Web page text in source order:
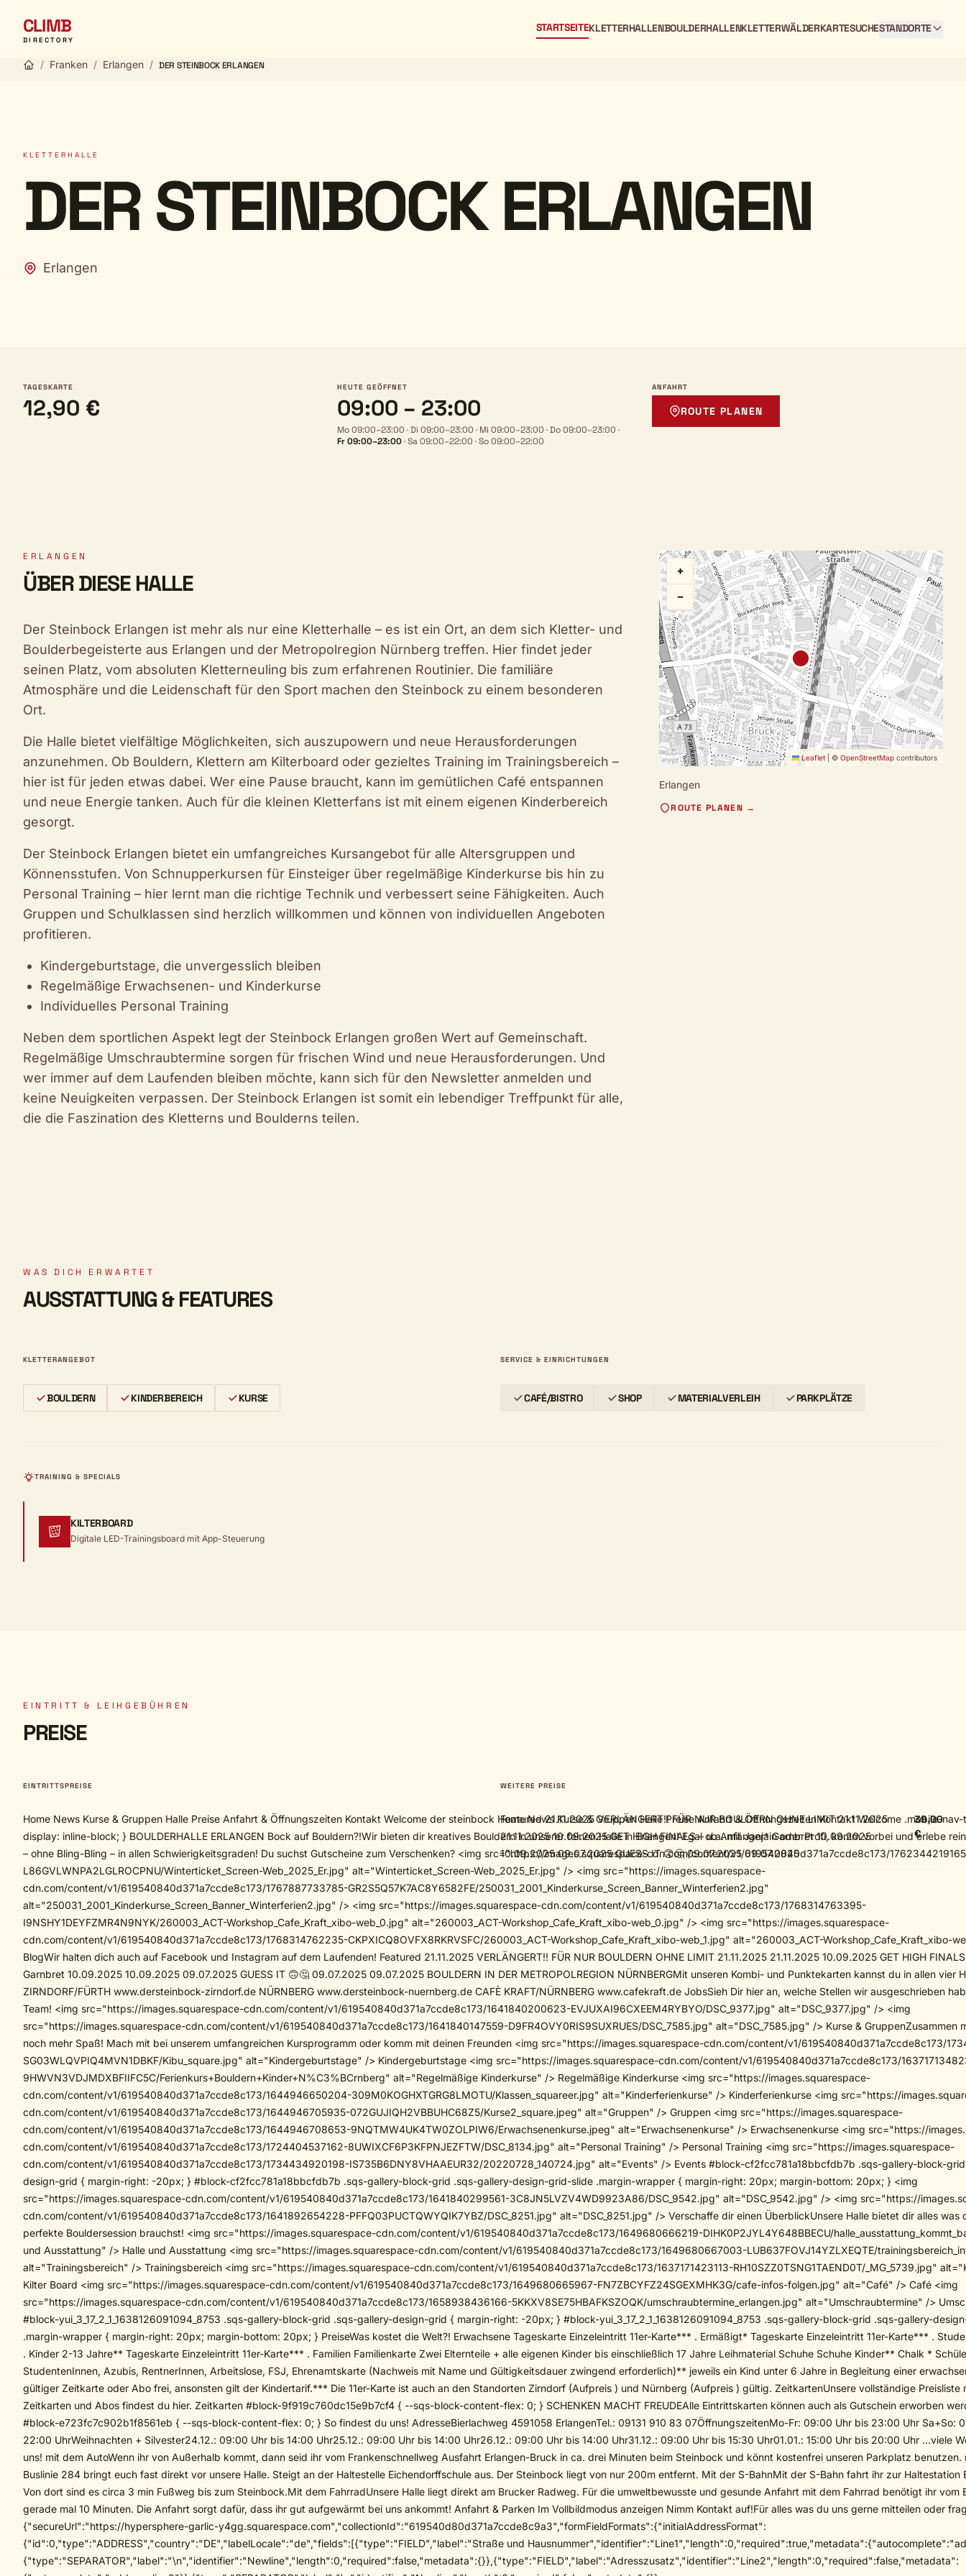
CLIMB
DIRECTORY
STARTSEITEKLETTERHALLENBOULDERHALLENKLETTERWÄLDERKARTESUCHESTANDORTE
/ Franken / Erlangen / DER STEINBOCK ERLANGEN
KLETTERHALLE
DER STEINBOCK ERLANGEN
Erlangen
TAGESKARTE
12,90 €
HEUTE GEÖFFNET
09:00 – 23:00
Mo 09:00–23:00 ·Di 09:00–23:00 · Mi 09:00–23:00 ·Do 09:00–23:00 ·
Fr 09:00–23:00·Sa 09:00–22:00 ·So 09:00–22:00
ANFAHRT
ROUTE PLANEN
ERLANGEN
ÜBER DIESE HALLE
Der Steinbock Erlangen ist mehr als nur eine Kletterhalle – es ist ein Ort, an dem sich Kletter- und
Boulderbegeisterte aus Erlangen und der Metropolregion Nürnberg treffen. Hier findet jeder
seinen Platz, vom absoluten Kletterneuling bis zum erfahrenen Routinier. Die familiäre
Atmosphäre und die Leidenschaft für den Sport machen den Steinbock zu einem besonderen
Ort.
Die Halle bietet vielfältige Möglichkeiten, sich auszupowern und neue Herausforderungen
anzunehmen. Ob Bouldern, Klettern am Kilterboard oder gezieltes Training im Trainingsbereich –
hier ist für jeden etwas dabei. Wer eine Pause braucht, kann im gemütlichen Café entspannen
und neue Energie tanken. Auch für die kleinen Kletterfans ist mit einem eigenen Kinderbereich
gesorgt.
Der Steinbock Erlangen bietet ein umfangreiches Kursangebot für alle Altersgruppen und
Könnensstufen. Von Schnupperkursen für Einsteiger über regelmäßige Kinderkurse bis hin zu
Personal Training – hier lernt man die richtige Technik und verbessert seine Fähigkeiten. Auch
Gruppen und Schulklassen sind herzlich willkommen und können von individuellen Angeboten
profitieren.
Kindergeburtstage, die unvergesslich bleiben
Regelmäßige Erwachsenen- und Kinderkurse
Individuelles Personal Training
Neben dem sportlichen Aspekt legt der Steinbock Erlangen großen Wert auf Gemeinschaft.
Regelmäßige Umschraubtermine sorgen für frischen Wind und neue Herausforderungen. Und
wer immer auf dem Laufenden bleiben möchte, kann sich für den Newsletter anmelden und
keine Neuigkeiten verpassen. Der Steinbock Erlangen ist somit ein lebendiger Treffpunkt für alle,
die die Faszination des Kletterns und Boulderns teilen.
+
−
Leaflet © OpenStreetMapcontributors
Erlangen
ROUTE PLANEN →
WAS DICH ERWARTET
AUSSTATTUNG & FEATURES
KLETTERANGEBOT
BOULDERN KINDERBEREICH KURSE
SERVICE & EINRICHTUNGEN
CAFÉ/BISTRO SHOP MATERIALVERLEIH PARKPLÄTZE
TRAINING & SPECIALS
KILTERBOARD
Digitale LED-Trainingsboard mit App-Steuerung
EINTRITT & LEIHGEBÜHREN
PREISE
EINTRITTSPREISE
Home News Kurse & Gruppen Halle Preise Anfahrt & Öffnungszeiten Kontakt Welcome der steinbock Home News Kurse & Gruppen Halle Preise Anfahrt & Öffnungszeiten Kontakt Welcome .mobile-nav-toggle-label { display: inline-block; } BOULDERHALLE ERLANGEN Bock auf Bouldern?!Wir bieten dir kreatives Bouldern in unserer feinen Halle in Erlangen! Egal ob Anfänger*in oder Profi, komm vorbei und erlebe reinste Boulderkultur – ohne Bling-Bling – in allen Schwierigkeitsgraden! Du suchst Gutscheine zum Verschenken? <img src="https://images.squarespace-cdn.com/content/v1/619540840d371a7ccde8c173/1762344219165-L86GVLWNPA2LGLROCPNU/Winterticket_Screen-Web_2025_Er.jpg" alt="Winterticket_Screen-Web_2025_Er.jpg" /> <img src="https://images.squarespace-cdn.com/content/v1/619540840d371a7ccde8c173/1767887733785-GR2S5Q57K7AC8Y6582FE/250031_2001_Kinderkurse_Screen_Banner_Winterferien2.jpg" alt="250031_2001_Kinderkurse_Screen_Banner_Winterferien2.jpg" /> <img src="https://images.squarespace-cdn.com/content/v1/619540840d371a7ccde8c173/1768314763395-I9NSHY1DEYFZMR4N9NYK/260003_ACT-Workshop_Cafe_Kraft_xibo-web_0.jpg" alt="260003_ACT-Workshop_Cafe_Kraft_xibo-web_0.jpg" /> <img src="https://images.squarespace-cdn.com/content/v1/619540840d371a7ccde8c173/1768314762235-CKPXICQ8OVFX8RKRVSFC/260003_ACT-Workshop_Cafe_Kraft_xibo-web_1.jpg" alt="260003_ACT-Workshop_Cafe_Kraft_xibo-web_1.jpg" /> News-BlogWir halten dich auch auf Facebook und Instagram auf dem Laufenden! Featured 21.11.2025 VERLÄNGERT!! FÜR NUR BOULDERN OHNE LIMIT 21.11.2025 21.11.2025 10.09.2025 GET HIGH FINALS – u.a. mit Janja Garnbret 10.09.2025 10.09.2025 09.07.2025 GUESS IT 🙃🤔 09.07.2025 09.07.2025 BOULDERN IN DER METROPOLREGION NÜRNBERGMit unseren Kombi- und Punktekarten kannst du in allen vier Hallen bouldern. ZIRNDORF/FÜRTH www.dersteinbock-zirndorf.de NÜRNBERG www.dersteinbock-nuernberg.de CAFÈ KRAFT/NÜRNBERG www.cafekraft.de JobsSieh Dir hier an, welche Stellen wir ausgeschrieben haben und komm ins Team! <img src="https://images.squarespace-cdn.com/content/v1/619540840d371a7ccde8c173/1641840200623-EVJUXAI96CXEEM4RYBYO/DSC_9377.jpg" alt="DSC_9377.jpg" /> <img src="https://images.squarespace-cdn.com/content/v1/619540840d371a7ccde8c173/1641840147559-D9FR4OVY0RIS9SUXRUES/DSC_7585.jpg" alt="DSC_7585.jpg" /> Kurse & GruppenZusammen macht Bouldern noch mehr Spaß! Mach mit bei unserem umfangreichen Kursprogramm oder komm mit deinen Freunden <img src="https://images.squarespace-cdn.com/content/v1/619540840d371a7ccde8c173/1734434959276-SG03WLQVPIQ4MVN1DBKF/Kibu_square.jpg" alt="Kindergeburtstage" /> Kindergeburtstage <img src="https://images.squarespace-cdn.com/content/v1/619540840d371a7ccde8c173/1637171348235-9HWVN3VDJMDXBFIIFC5C/Ferienkurs+Bouldern+Kinder+N%C3%BCrnberg" alt="Regelmäßige Kinderkurse" /> Regelmäßige Kinderkurse <img src="https://images.squarespace-cdn.com/content/v1/619540840d371a7ccde8c173/1644946650204-309M0KOGHXTGRG8LMOTU/Klassen_squareer.jpg" alt="Kinderferienkurse" /> Kinderferienkurse <img src="https://images.squarespace-cdn.com/content/v1/619540840d371a7ccde8c173/1644946705935-072GUJIQH2VBBUHC68Z5/Kurse2_square.jpeg" alt="Gruppen" /> Gruppen <img src="https://images.squarespace-cdn.com/content/v1/619540840d371a7ccde8c173/1644946708653-9NQTMW4UK4TW0ZOLPIW6/Erwachsenenkurse.jpeg" alt="Erwachsenenkurse" /> Erwachsenenkurse <img src="https://images.squarespace-cdn.com/content/v1/619540840d371a7ccde8c173/1724404537162-8UWIXCF6P3KFPNJEZFTW/DSC_8134.jpg" alt="Personal Training" /> Personal Training <img src="https://images.squarespace-cdn.com/content/v1/619540840d371a7ccde8c173/1734434920198-IS735B6DNY8VHAAEUR32/20220728_140724.jpg" alt="Events" /> Events #block-cf2fcc781a18bbcfdb7b .sqs-gallery-block-grid .sqs-gallery-design-grid { margin-right: -20px; } #block-cf2fcc781a18bbcfdb7b .sqs-gallery-block-grid .sqs-gallery-design-grid-slide .margin-wrapper { margin-right: 20px; margin-bottom: 20px; } <img src="https://images.squarespace-cdn.com/content/v1/619540840d371a7ccde8c173/1641840299561-3C8JN5LVZV4WD9923A86/DSC_9542.jpg" alt="DSC_9542.jpg" /> <img src="https://images.squarespace-cdn.com/content/v1/619540840d371a7ccde8c173/1641892654228-PFFQ03PUCTQWYQIK7YBZ/DSC_8251.jpg" alt="DSC_8251.jpg" /> Verschaffe dir einen ÜberblickUnsere Halle bietet dir alles was du für eine perfekte Bouldersession brauchst! <img src="https://images.squarespace-cdn.com/content/v1/619540840d371a7ccde8c173/1649680666219-DIHK0P2JYL4Y648BBECU/halle_ausstattung_kommt_bald.jpg" alt="Halle und Ausstattung" /> Halle und Ausstattung <img src="https://images.squarespace-cdn.com/content/v1/619540840d371a7ccde8c173/1649680667003-LUB637FOVJ14YZLXEQTE/trainingsbereich_infos_folgen.jpg" alt="Trainingsbereich" /> Trainingsbereich <img src="https://images.squarespace-cdn.com/content/v1/619540840d371a7ccde8c173/1637171423113-RH10SZZ0TSNG1TAEND0T/_MG_5739.jpg" alt="Kilter Board" /> Kilter Board <img src="https://images.squarespace-cdn.com/content/v1/619540840d371a7ccde8c173/1649680665967-FN7ZBCYFZ24SGEXMHK3G/cafe-infos-folgen.jpg" alt="Café" /> Café <img src="https://images.squarespace-cdn.com/content/v1/619540840d371a7ccde8c173/1658938436166-5KKXV8SE75HBAFKSZOQK/umschraubtermine_erlangen.jpg" alt="Umschraubtermine" /> Umschraubtermine #block-yui_3_17_2_1_1638126091094_8753 .sqs-gallery-block-grid .sqs-gallery-design-grid { margin-right: -20px; } #block-yui_3_17_2_1_1638126091094_8753 .sqs-gallery-block-grid .sqs-gallery-design-grid-slide .margin-wrapper { margin-right: 20px; margin-bottom: 20px; } PreiseWas kostet die Welt?! Erwachsene Tageskarte Einzeleintritt 11er-Karte*** . Ermäßigt* Tageskarte Einzeleintritt 11er-Karte*** . Studententag (Montag) . Kinder 2-13 Jahre** Tageskarte Einzeleintritt 11er-Karte*** . Familien Familienkarte Zwei Elternteile + alle eigenen Kinder bis einschließlich 17 Jahre Leihmaterial Schuhe Schuhe Kinder** Chalk * SchülerInnen, StudentenInnen, Azubis, RentnerInnen, Arbeitslose, FSJ, Ehrenamtskarte (Nachweis mit Name und Gültigkeitsdauer zwingend erforderlich)** jeweils ein Kind unter 6 Jahre in Begleitung einer erwachsenen Person mit gültiger Zeitkarte oder Abo frei, ansonsten gilt der Kindertarif.*** Die 11er-Karte ist auch an den Standorten Zirndorf (Aufpreis ) und Nürnberg (Aufpreis ) gültig. ZeitkartenUnsere vollständige Preisliste mit allen Zeitkarten und Abos findest du hier. Zeitkarten #block-9f919c760dc15e9b7cf4 { --sqs-block-content-flex: 0; } SCHENKEN MACHT FREUDEAlle Eintrittskarten können auch als Gutschein erworben werden. Gutscheine #block-e723fc7c902b1f8561eb { --sqs-block-content-flex: 0; } So findest du uns! AdresseBierlachweg 4591058 ErlangenTel.: 09131 910 83 07ÖffnungszeitenMo-Fr: 09:00 Uhr bis 23:00 Uhr Sa+So: 09:00 Uhr bis 22:00 UhrWeihnachten + Silvester24.12.: 09:00 Uhr bis 14:00 Uhr25.12.: 09:00 Uhr bis 14:00 Uhr26.12.: 09:00 Uhr bis 14:00 Uhr31.12.: 09:00 Uhr bis 15:30 Uhr01.01.: 15:00 Uhr bis 20:00 Uhr …viele Wege führen zu uns! mit dem AutoWenn ihr von Außerhalb kommt, dann seid ihr vom Frankenschnellweg Ausfahrt Erlangen-Bruck in ca. drei Minuten beim Steinbock und könnt kostenfrei unseren Parkplatz benutzen. mit dem BusDie Buslinie 284 bringt euch fast direkt vor unsere Halle. Steigt an der Haltestelle Eichendorffschule aus. Der Steinbock liegt von nur 200m entfernt. Mit der S-BahnMit der S-Bahn fahrt ihr zur Haltestation Erlangen-Bruck. Von dort sind es circa 3 min Fußweg bis zum Steinbock.Mit dem FahrradUnsere Halle liegt direkt am Brucker Radweg. Für die umweltbewusste und gesunde Anfahrt mit dem Fahrrad benötigt ihr vom Erlanger Zentrum gerade mal 10 Minuten. Die Anfahrt sorgt dafür, dass ihr gut aufgewärmt bei uns ankommt! Anfahrt & Parken Im Vollbildmodus anzeigen Nimm Kontakt auf!Für alles was du uns gerne mitteilen oder fragen möchtest! {"secureUrl":"https://hypersphere-garlic-y4gg.squarespace.com","collectionId":"619540d80d371a7ccde8c9a3","formFieldFormats":{"initialAddressFormat":{"id":0,"type":"ADDRESS","country":"DE","labelLocale":"de","fields":[{"type":"FIELD","label":"Straße und Hausnummer","identifier":"Line1","length":0,"required":true,"metadata":{"autocomplete":"address-line1"}},{"type":"SEPARATOR","label":"\n","identifier":"Newline","length":0,"required":false,"metadata":{}},{"type":"FIELD","label":"Adresszusatz","identifier":"Line2","length":0,"required":false,"metadata":{"autocomplete":"address-line2"}},{"type":"SEPARATOR","label":"\n","identifier":"Newline","length":0,"required":false,"metadata":{}},{"type":"FIELD","label":"Postleitzahl","identifier":"Zip","length":0,"required":true,"metadata":{"autocomplete":"postal-code"}},{"type":"SEPARATOR","label":" ","identifier":"Space","length":0,"required":false,"metadata":{}},{"type":"FIELD","label":"Stadt","identifier":"City","length":0,"required":true,"metadata":{"autocomplete":"address-level1"}}]},"initialNameOrder":"GIVEN_FIRST","initialPhoneFormat":{"id":0,"type":"PHONE_NUMBER","country":"DE","labelLocale":"de-DE","fields":[{"type":"FIELD","label":"1","identifier":"1","length":3,"required":false,"metadata":{}},{"type":"SEPARATOR","label":"
WEITERE PREISE
Featured 21.11.2025 VERLÄNGERT!! FÜR NUR BOULDERN OHNE LIMIT 21.11.2025
21.11.2025 10.09.2025 GET HIGH FINALS – u.a. mit Janja Garnbret 10.09.2025
10.09.2025 09.07.2025 GUESS IT 🙃🤔 09.07.2025 09.07.2025
39,00
€